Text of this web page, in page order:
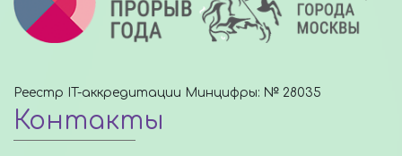
Реестр IT-аккредитации Минцифры: № 28035
Контакты